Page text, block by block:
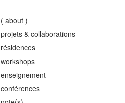
( about )
projets & collaborations
résidences
workshops
enseignement
conférences